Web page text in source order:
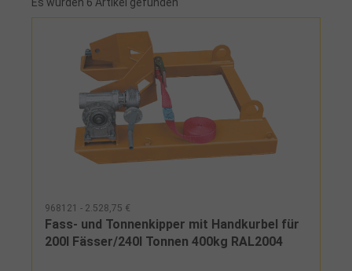
968121 - 2.528,75 €
Fass- und Tonnenkipper mit Handkurbel für
200l Fässer/240l Tonnen 400kg RAL2004